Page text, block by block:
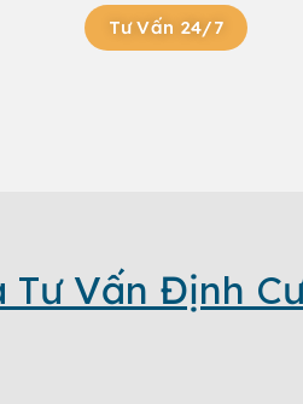
Tư Vấn 24/7
Tư Vấn Định